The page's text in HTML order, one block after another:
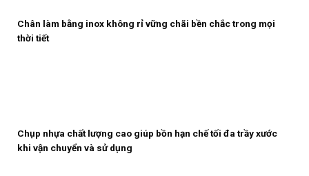
Chân làm bằng inox không rỉ vững chãi bền chắc trong mọi
thời tiết
Chụp nhựa chất lượng cao giúp bồn hạn chế tối đa trầy xước
khi vận chuyển và sử dụng